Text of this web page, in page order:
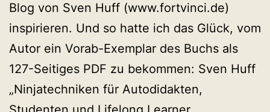
Blog von Sven Huff (www.fortvinci.de)
inspirieren. Und so hatte ich das Glück, vom
Autor ein Vorab-Exemplar des Buchs als
127-Seitiges PDF zu bekommen: Sven Huff
„Ninjatechniken für Autodidakten,